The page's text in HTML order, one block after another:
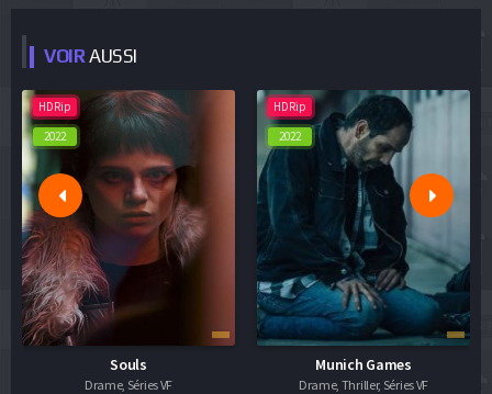
VOIRAUSSI
HDRip
2022
Souls
Drame, Séries VF
HDRip
2022
Munich Games
Drame, Thriller, Séries VF